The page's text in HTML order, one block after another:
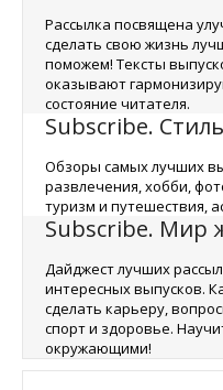
Рассылка посвящена
сделать свою жизнь
поможем! Тексты
оказывают
состояние читателя.
Subscribe. Стиль
Обзоры самых лучших
развлечения, хобби,
туризм и путешествия,
Subscribe. Мир
Дайджест лучших
интересных выпусков.
сделать карьеру,
спорт и здоровье.
окружающими!